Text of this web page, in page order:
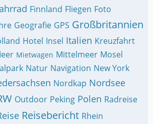
Finnland Fliegen Foto
Geografie GPS Großbritannien
Hotel Insel Italien Kreuzfahrt
Mietwagen Mittelmeer Mosel
Natur Navigation New York
Nordkap Nordsee
Outdoor Peking Polen Radreise
Reisebericht Rhein